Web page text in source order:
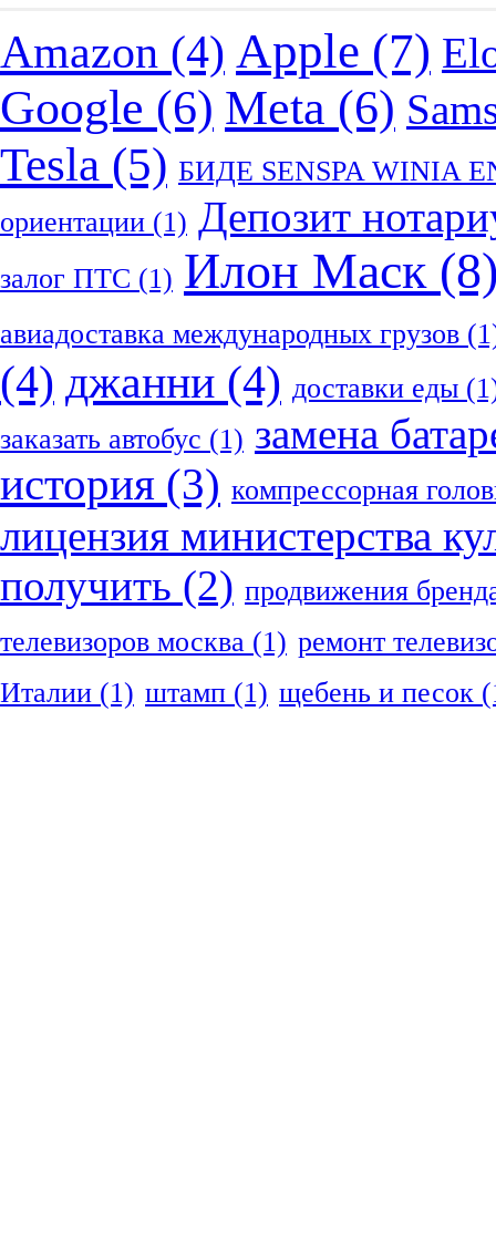
Amazon (4) Apple (7)
Google (6) Meta (6)
Tesla (5) БИДЕ SENSPA WINIA
ориентации (1) Депозит
залог ПТС (1) Илон Маск
авиадоставка международных грузов
(4) джанни (4) доставки еды
заказать автобус (1) замена
история (3) компрессорная
лицензия министерства
получить (2) продвижения
телевизоров москва (1) ремонт
Италии (1) штамп (1) щебень и песок